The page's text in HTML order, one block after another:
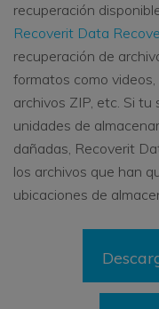
recuperación
Recoverit Data
recuperación de
formatos como
archivos ZIP, etc. Si
unidades de
dañadas, Recoverit
los archivos que han
ubicaciones de